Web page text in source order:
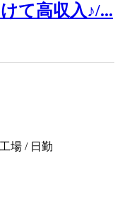
て高収入♪/...
場 / 日勤